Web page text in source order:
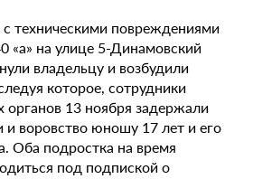
техническими повреждениями
«а» на улице 5-Динамовский
владельцу и возбудили
которое, сотрудники
органов 13 ноября задержали
и воровство юношу 17 лет и его
Оба подростка на время
под подпиской о